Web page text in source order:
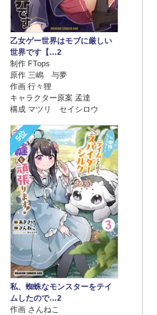
乙女ゲー世界はモブに厳しい
世界です【…2
制作 FTops
原作 三嶋 与夢
作画 行々狸
キャラクター原案 孟達
構成 マツリ セイシロウ
5位
私、蜘蛛なモンスターをテイ
ムしたので…2
作画 さんねこ